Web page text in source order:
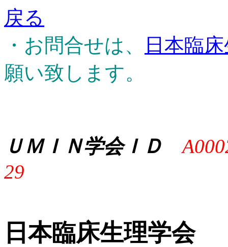
戻る
・お問合せは、
日本臨
願い致します。
ＵＭＩＮ学会ＩＤ
29
日本臨床生理学会